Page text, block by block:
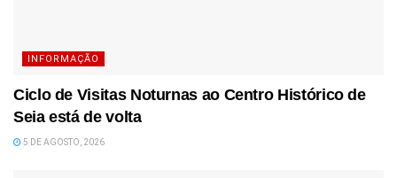
INFORMAÇÃO
Ciclo de Visitas Noturnas ao Centro Histórico de
Seia está de volta
5 DE AGOSTO, 2026